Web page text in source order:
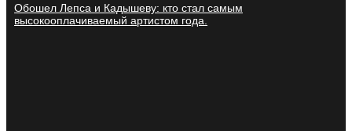
Обошел Лепса и Кадышеву: кто стал самым
высокооплачиваемый артистом года.